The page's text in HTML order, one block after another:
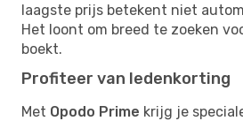
laagste prijs betekent niet
Het loont om breed te zoeken
boekt.
Profiteer van ledenkorting
Met Opodo Prime krijg je